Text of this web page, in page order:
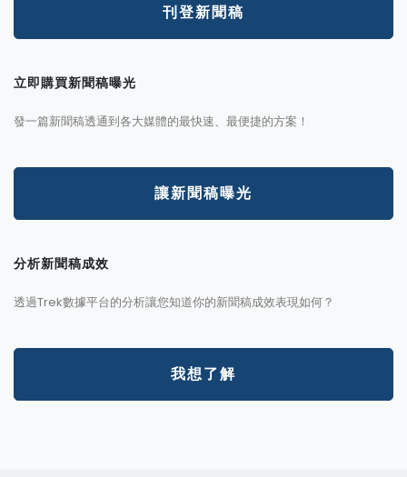
刊登新聞稿
立即購買新聞稿曝光
發一篇新聞稿透通到各大媒體的最快速、最便捷的方案！
讓新聞稿曝光
分析新聞稿成效
透過Trek數據平台的分析讓您知道你的新聞稿成效表現如何？
我想了解